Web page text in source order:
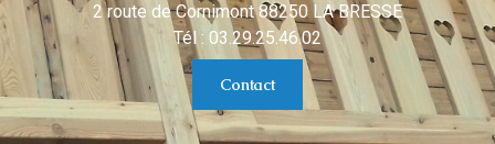
2 route de Cornimont 88250 LA BRESSE
Tél : 03.29.25.46.02
Contact